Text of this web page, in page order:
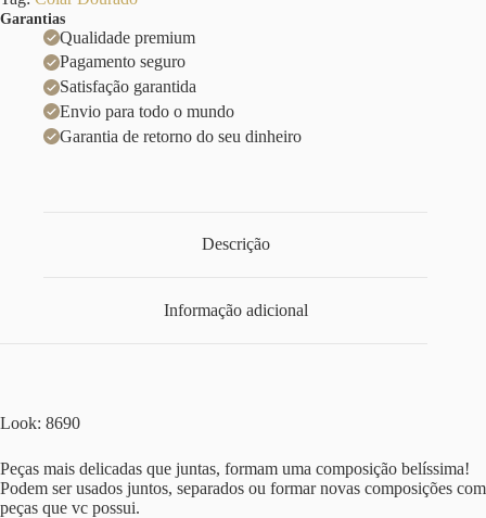
Garantias
Qualidade premium
Pagamento seguro
Satisfação garantida
Envio para todo o mundo
Garantia de retorno do seu dinheiro
Descrição
Informação adicional
Look: 8690
Peças mais delicadas que juntas, formam uma composição belíssima!
Podem ser usados juntos, separados ou formar novas composições com
peças que vc possui.